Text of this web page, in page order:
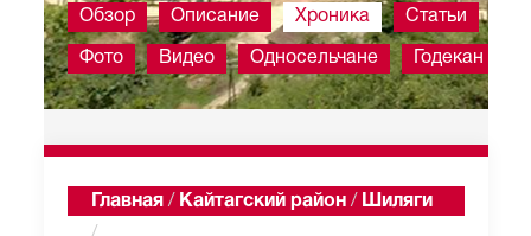
Обзор Описание Хроника Статьи
Фото Видео Односельчане Годекан
Главная / Кайтагский район / Шиляги